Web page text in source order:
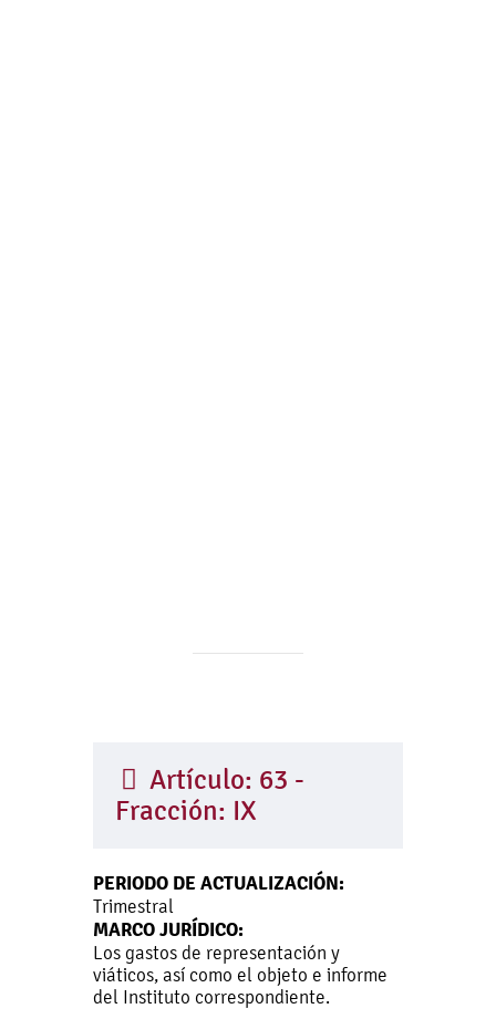
Artículo: 63 -
Fracción: IX
PERIODO DE ACTUALIZACIÓN:
Trimestral
MARCO JURÍDICO:
Los gastos de representación y
viáticos, así como el objeto e informe
del Instituto correspondiente.